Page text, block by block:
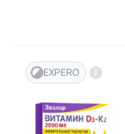
EXPERO